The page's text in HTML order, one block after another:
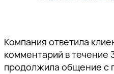
Компания ответила
комментарий в течение
продолжила общение с